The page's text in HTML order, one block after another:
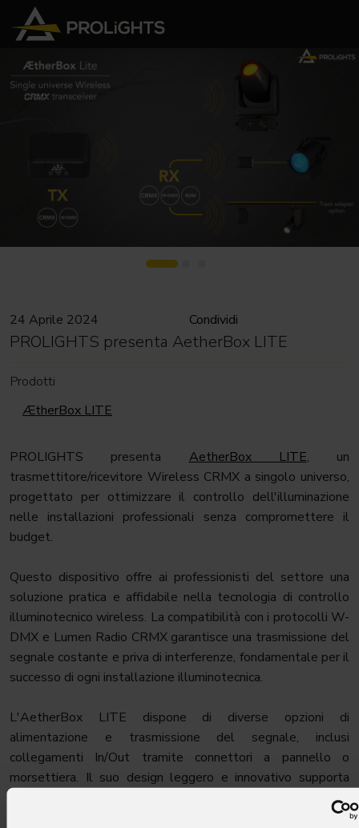
24 Aprile 2024 Condividi
PROLIGHTS presenta AetherBox LITE
Prodotti
ÆtherBox LITE
PROLIGHTS presenta AetherBox LITE, un
trasmettitore/ricevitore Wireless CRMX a singolo universo,
progettato per ottimizzare il controllo dell'illuminazione
nelle installazioni professionali senza compromettere il
budget.
Questo dispositivo offre ai professionisti del settore una
soluzione pratica e affidabile nella tecnologia di controllo
illuminotecnico wireless. La compatibilità con i protocolli W-
DMX e Lumen Radio CRMX garantisce una trasmissione del
segnale costante e priva di interferenze, fondamentale per il
successo di ogni installazione illuminotecnica.
L'AetherBox LITE dispone di diverse opzioni di
alimentazione e trasmissione del segnale, inclusi
collegamenti In/Out tramite connettori a pannello o
morsettiera. Il suo design leggero e innovativo supporta
l'installazione su binari dotati di bus dati, facilitando una
trasmissione fluida dei segnali, adattabile a diverse tipologie